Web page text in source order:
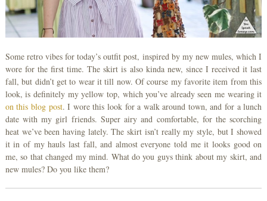
Some retro vibes for today’s outfit post, inspired by my new mules, which I
wore for the first time. The skirt is also kinda new, since I received it last
fall, but didn’t get to wear it till now. Of course my favorite item from this
look, is definitely my yellow top, which you’ve already seen me wearing it
on this blog post. I wore this look for a walk around town, and for a lunch
date with my girl friends. Super airy and comfortable, for the scorching
heat we’ve been having lately. The skirt isn’t really my style, but I showed
it in of my hauls last fall, and almost everyone told me it looks good on
me, so that changed my mind. What do you guys think about my skirt, and
new mules? Do you like them?